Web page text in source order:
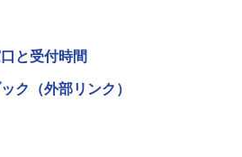
と受付時間
ク（外部リンク）